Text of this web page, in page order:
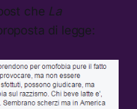
che La
di legge: